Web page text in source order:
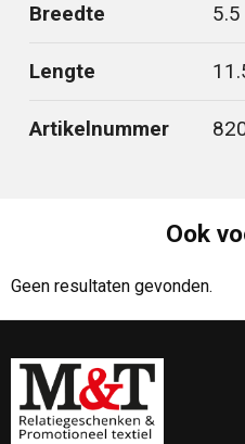
Breedte
Lengte
Artikelnummer
Ook
Geen resultaten gevonden.